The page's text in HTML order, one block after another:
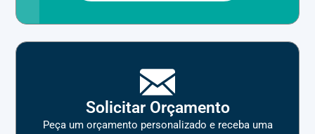
Solicitar Orçamento
Peça um orçamento personalizado e receba uma